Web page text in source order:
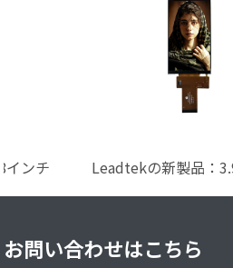
10.1インチ 1440×1920 反射型
お問い合わせはこちら